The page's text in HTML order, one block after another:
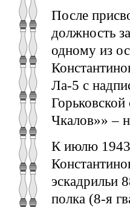
После
должность
одному из
Ла-5 с
Чкалов»» –
К июлю 1943
эскадрильи
полка (8-я